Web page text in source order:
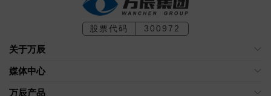
股票代码 300972
关于万辰
媒体中心
万辰产品